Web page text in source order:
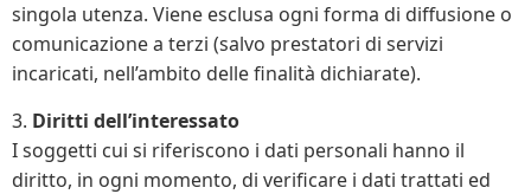
singola utenza. Viene esclusa ogni forma di diffusione o
comunicazione a terzi (salvo prestatori di servizi
incaricati, nell’ambito delle finalità dichiarate).
3. Diritti dell’interessato
I soggetti cui si riferiscono i dati personali hanno il
diritto, in ogni momento, di verificare i dati trattati ed